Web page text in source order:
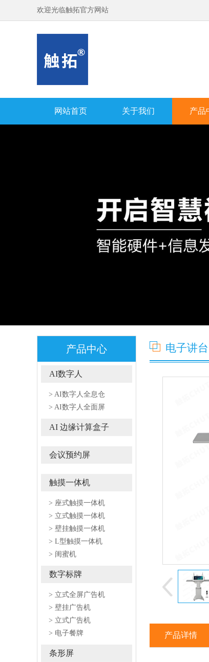
欢迎光临触拓官方网站
网站首页 关于我们 产品
产品中心
AI数字人
> AI数字人全息仓
> AI数字人全面屏
AI 边缘计算盒子
会议预约屏
触摸一体机
> 座式触摸一体机
> 立式触摸一体机
> 壁挂触摸一体机
> L型触摸一体机
> 闺蜜机
数字标牌
> 立式全屏广告机
> 壁挂广告机
> 立式广告机
> 电子餐牌
条形屏
电子讲台
产品详情